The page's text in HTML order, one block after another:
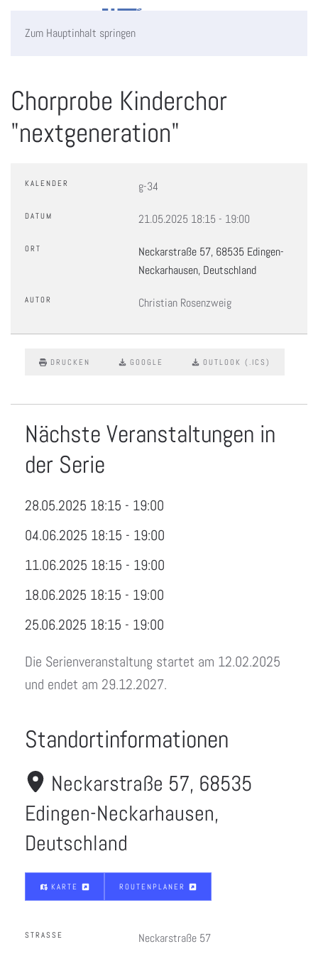
Zum Hauptinhalt springen
Chorprobe Kinderchor
"nextgeneration"
KALENDER g-34
DATUM 21.05.2025 18:15 - 19:00
ORT
Neckarstraße 57, 68535 Edingen-
Neckarhausen, Deutschland
AUTOR Christian Rosenzweig
DRUCKEN GOOGLE OUTLOOK (.ICS)
Nächste Veranstaltungen in
der Serie
28.05.2025 18:15 - 19:00
04.06.2025 18:15 - 19:00
11.06.2025 18:15 - 19:00
18.06.2025 18:15 - 19:00
25.06.2025 18:15 - 19:00
Die Serienveranstaltung startet am 12.02.2025
und endet am 29.12.2027.
Standortinformationen
Neckarstraße 57, 68535
Edingen-Neckarhausen,
Deutschland
KARTE ROUTENPLANER
STRASSE Neckarstraße 57